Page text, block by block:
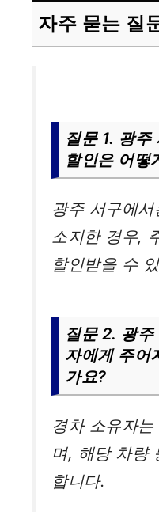
자주 묻는 질
질문 1. 광주
할인은 어떻
광주 서구에
소지한 경우,
할인받을 수
질문 2. 광
자에게 주어
가요?
경차 소유자
며, 해당 차량
합니다.